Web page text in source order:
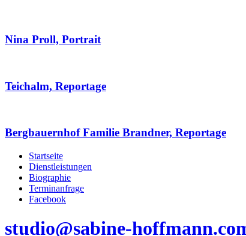
Nina Proll, Portrait
Teichalm, Reportage
Bergbauernhof Familie Brandner, Reportage
Startseite
Dienstleistungen
Biographie
Terminanfrage
Facebook
studio@sabine-